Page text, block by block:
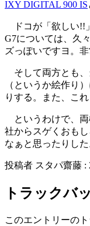
IXY DIGITAL 900 IS
ドコが「欲しい!!
G7については、久
ズっぽいですヨ。
そして両方とも、
（というか絵作り
りする。また、こ
というわけで、両
社からスゲくおも
なぁと思ったりした
投稿者 スタパ齋藤 :
トラックバ
このエントリーの